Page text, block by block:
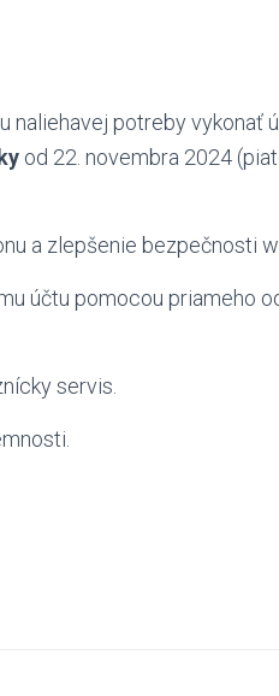
naliehavej potreby vykonať
od 22. novembra 2024
a zlepšenie bezpečnosti
účtu pomocou priameho
servis.